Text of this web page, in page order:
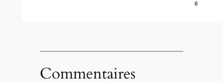
Commentaires